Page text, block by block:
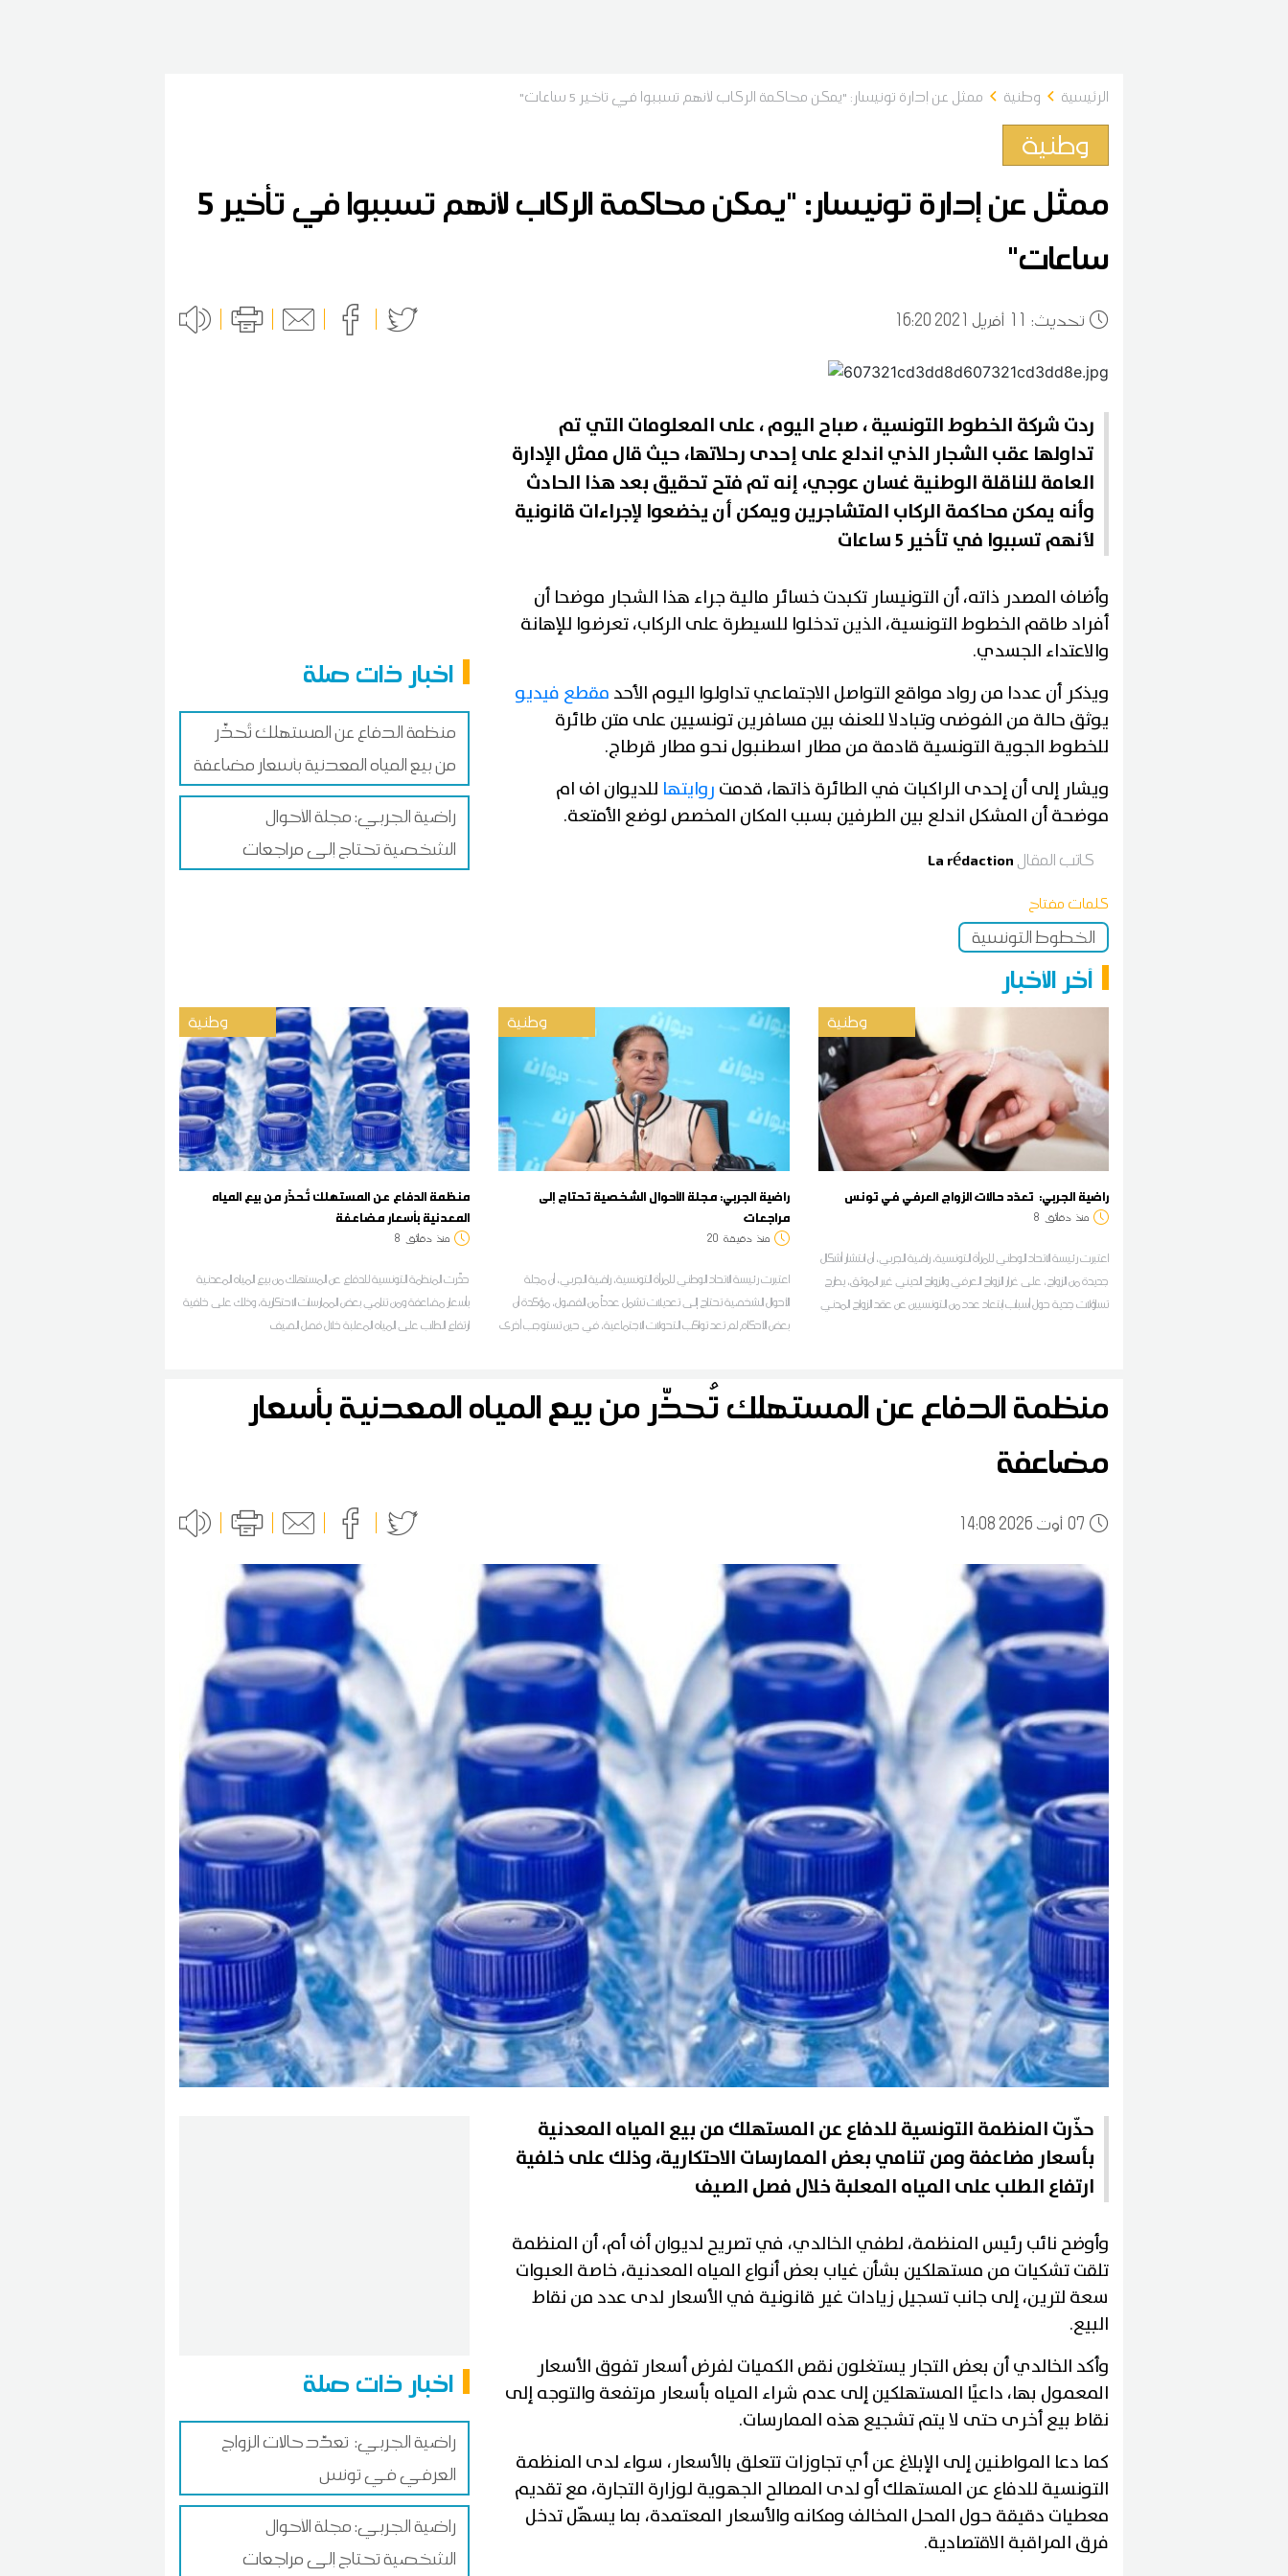
الرئيسية وطنية ممثل عن إدارة تونيسار: "يمكن محاكمة الركاب لأنهم تسببوا في تأخير 5 ساعات"
وطنية
ممثل عن إدارة تونيسار: "يمكن محاكمة الركاب لأنهم تسببوا في تأخير 5
ساعات"
:تحديث 11 16:20 2021 أفريل
اخبار ذات صلة
منظمة الدفاع عن المستهلك تُحذّر
من بيع المياه المعدنية بأسعار مضاعفة
راضية الجربي: مجلة الأحوال
الشخصية تحتاج إلى مراجعات
ردت شركة الخطوط التونسية ، صباح اليوم ، على المعلومات التي تم
تداولها عقب الشجار الذي اندلع على إحدى رحلاتها، حيث قال ممثل الإدارة
العامة للناقلة الوطنية غسان عوجي، إنه تم فتح تحقيق بعد هذا الحادث
وأنه يمكن محاكمة الركاب المتشاجرين ويمكن أن يخضعوا لإجراءات قانونية
لأنهم تسببوا في تأخير 5 ساعات
وأضاف المصدر ذاته، أن التونيسار تكبدت خسائر مالية جراء هذا الشجار موضحا أن
أفراد طاقم الخطوط التونسية، الذين تدخلوا للسيطرة على الركاب، تعرضوا للإهانة
والاعتداء الجسدي.
ويذكر أن عددا من رواد مواقع التواصل الاجتماعي تداولوا اليوم الأحد مقطع فيديو
يوثق حالة من الفوضى وتبادلا للعنف بين مسافرين تونسيين على متن طائرة
للخطوط الجوية التونسية قادمة من مطار اسطنبول نحو مطار قرطاج.
ويشار إلى أن إحدى الراكبات في الطائرة ذاتها، قدمت روايتها للديوان اف ام
موضحة أن المشكل اندلع بين الطرفين بسبب المكان المخصص لوضع الأمتعة.
كاتب المقال La rédaction
كلمات مفتاح
الخطوط التونسية
آخر الأخبار
وطنية
منظمة الدفاع عن المستهلك تُحذّر من بيع المياه
المعدنية بأسعار مضاعفة
منذ دقائق 8
حذّرت المنظمة التونسية للدفاع عن المستهلك من بيع المياه المعدنية
بأسعار مضاعفة ومن تنامي بعض الممارسات الاحتكارية، وذلك على خلفية
ارتفاع الطلب على المياه المعلبة خلال فصل الصيف
وطنية
راضية الجربي: مجلة الأحوال الشخصية تحتاج إلى
مراجعات
منذ دقيقة 20
اعتبرت رئيسة الاتحاد الوطني للمرأة التونسية، راضية الجربي، أن مجلة
الأحوال الشخصية تحتاج إلى تعديلات تشمل عدداً من الفصول، مؤكدة أن
بعض الأحكام لم تعد تواكب التحولات الاجتماعية، في حين تستوجب أخرى
وطنية
راضية الجربي: تعدّد حالات الزواج العرفي في تونس
منذ دقائق 8
اعتبرت رئيسة الاتحاد الوطني للمرأة التونسية، راضية الجربي، أن انتشار أشكال
جديدة من الزواج، على غرار الزواج العرفي والزواج الديني غير الموثق، يطرح
تساؤلات جدية حول أسباب ابتعاد عدد من التونسيين عن عقد الزواج المدني
منظمة الدفاع عن المستهلك تُحذّر من بيع المياه المعدنية بأسعار
مضاعفة
0714:08 2026 أوت
اخبار ذات صلة
راضية الجربي: تعدّد حالات الزواج
العرفي في تونس
راضية الجربي: مجلة الأحوال
الشخصية تحتاج إلى مراجعات
حذّرت المنظمة التونسية للدفاع عن المستهلك من بيع المياه المعدنية
بأسعار مضاعفة ومن تنامي بعض الممارسات الاحتكارية، وذلك على خلفية
ارتفاع الطلب على المياه المعلبة خلال فصل الصيف
وأوضح نائب رئيس المنظمة، لطفي الخالدي، في تصريح لديوان أف أم، أن المنظمة
تلقت تشكيات من مستهلكين بشأن غياب بعض أنواع المياه المعدنية، خاصة العبوات
سعة لترين، إلى جانب تسجيل زيادات غير قانونية في الأسعار لدى عدد من نقاط
البيع.
وأكد الخالدي أن بعض التجار يستغلون نقص الكميات لفرض أسعار تفوق الأسعار
المعمول بها، داعيًا المستهلكين إلى عدم شراء المياه بأسعار مرتفعة والتوجه إلى
نقاط بيع أخرى حتى لا يتم تشجيع هذه الممارسات.
كما دعا المواطنين إلى الإبلاغ عن أي تجاوزات تتعلق بالأسعار، سواء لدى المنظمة
التونسية للدفاع عن المستهلك أو لدى المصالح الجهوية لوزارة التجارة، مع تقديم
معطيات دقيقة حول المحل المخالف ومكانه والأسعار المعتمدة، بما يسهّل تدخل
فرق المراقبة الاقتصادية.